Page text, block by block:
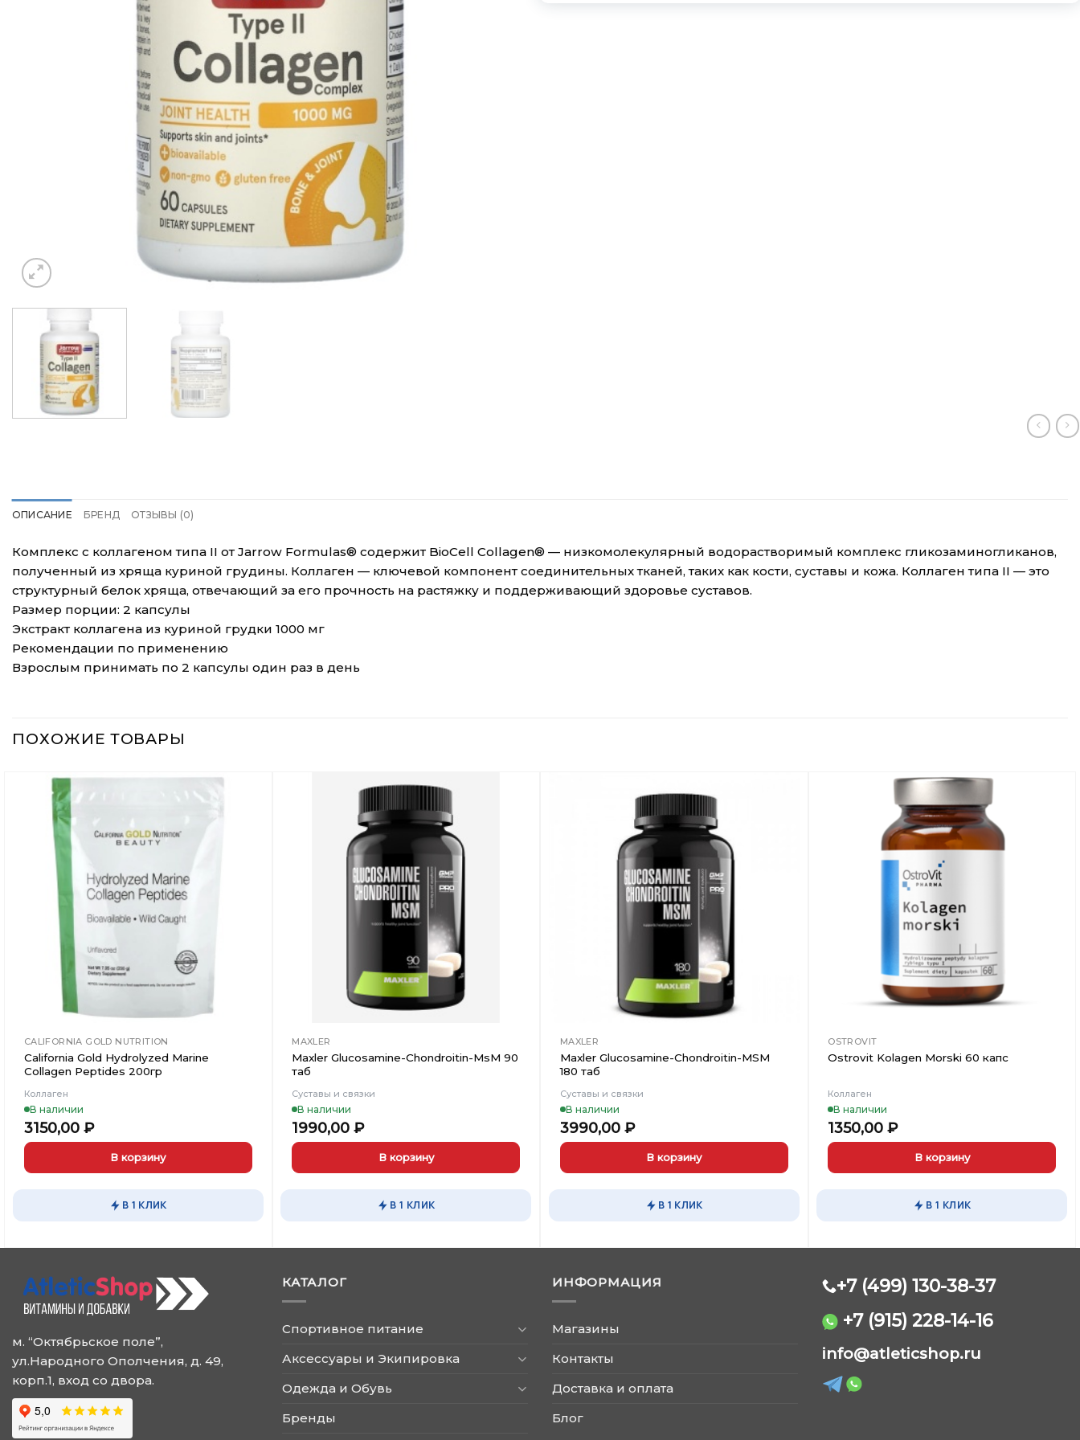
ОПИСАНИЕ БРЕНД ОТЗЫВЫ (0)
Комплекс с коллагеном типа II от Jarrow Formulas® содержит BioCell Collagen® — низкомолекулярный водорастворимый комплекс гликозаминогликанов,
полученный из хряща куриной грудины. Коллаген — ключевой компонент соединительных тканей, таких как кости, суставы и кожа. Коллаген типа II — это
структурный белок хряща, отвечающий за его прочность на растяжку и поддерживающий здоровье суставов.
Размер порции: 2 капсулы
Экстракт коллагена из куриной грудки 1000 мг
Рекомендации по применению
Взрослым принимать по 2 капсулы один раз в день
ПОХОЖИЕ ТОВАРЫ
CALIFORNIA GOLD NUTRITION
California Gold Hydrolyzed Marine
Collagen Peptides 200гр
Коллаген
В наличии
3150,00 ₽
В корзину
В 1 КЛИК
MAXLER
Maxler Glucosamine-Chondroitin-MsM 90
таб
Суставы и связки
В наличии
1990,00₽
В корзину
В 1 КЛИК
MAXLER
Maxler Glucosamine-Chondroitin-MSM
180 таб
Суставы и связки
В наличии
3990,00 ₽
В корзину
В 1 КЛИК
OSTROVIT
Ostrovit Kolagen Morski 60 капс
Коллаген
В наличии
1350,00₽
В корзину
В 1 КЛИК
м. “Октябрьское поле”,
ул.Народного Ополчения, д. 49,
корп.1, вход со двора.
КАТАЛОГ
Спортивное питание
Аксессуары и Экипировка
Одежда и Обувь
Бренды
ИНФОРМАЦИЯ
Магазины
Контакты
Доставка и оплата
Блог
+7 (499) 130-38-37
+7 (915) 228-14-16
info@atleticshop.ru
Обычно отвечаем быстро